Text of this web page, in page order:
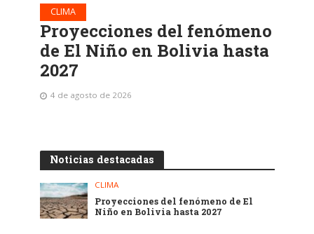
CLIMA
Proyecciones del fenómeno
de El Niño en Bolivia hasta
2027
4 de agosto de 2026
Noticias destacadas
CLIMA
Proyecciones del fenómeno de El
Niño en Bolivia hasta 2027